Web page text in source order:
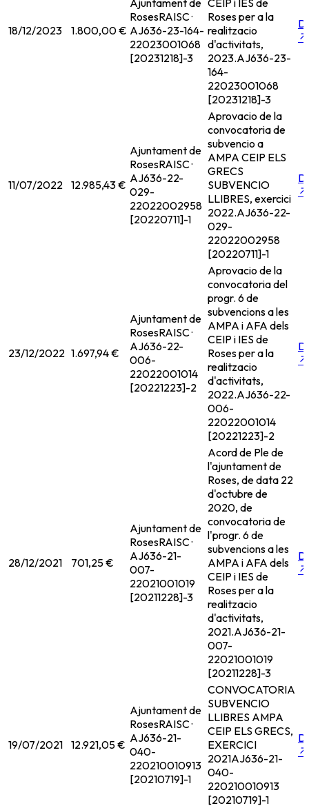
18/12/2023 1.800,00 €
Ajuntament de
RosesRAISC ·
AJ636-23-164-
22023001068
[20231218]-3
CEIP i IES de
Roses per a la
realitzacio
d'activitats,
2023.AJ636-23-
164-
22023001068
[20231218]-3
↗
11/07/2022 12.985,43 €
Ajuntament de
RosesRAISC ·
AJ636-22-
029-
22022002958
[20220711]-1
Aprovacio de la
convocatoria de
subvencio a
AMPA CEIP ELS
GRECS
SUBVENCIO
LLIBRES, exercici
2022.AJ636-22-
029-
22022002958
[20220711]-1
↗
23/12/2022 1.697,94 €
Ajuntament de
RosesRAISC ·
AJ636-22-
006-
22022001014
[20221223]-2
Aprovacio de la
convocatoria del
progr. 6 de
subvencions a les
AMPA i AFA dels
CEIP i IES de
Roses per a la
realitzacio
d'activitats,
2022.AJ636-22-
006-
22022001014
[20221223]-2
↗
28/12/2021 701,25 €
Ajuntament de
RosesRAISC ·
AJ636-21-
007-
22021001019
[20211228]-3
Acord de Ple de
l'ajuntament de
Roses, de data 22
d'octubre de
2020, de
convocatoria de
l'progr. 6 de
subvencions a les
AMPA i AFA dels
CEIP i IES de
Roses per a la
realitzacio
d'activitats,
2021.AJ636-21-
007-
22021001019
[20211228]-3
↗
19/07/2021 12.921,05 €
Ajuntament de
RosesRAISC ·
AJ636-21-
040-
220210010913
[20210719]-1
CONVOCATORIA
SUBVENCIO
LLIBRES AMPA
CEIP ELS GRECS,
EXERCICI
2021AJ636-21-
040-
220210010913
[20210719]-1
↗